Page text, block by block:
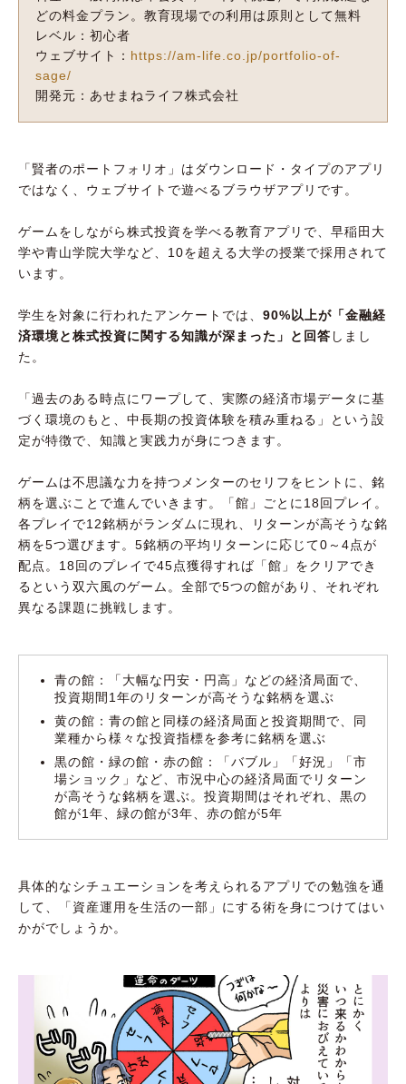
どの料金プラン。教育現場での利用は原則として無料
レベル：初心者
ウェブサイト： https://am-life.co.jp/portfolio-of-
sage/
開発元：あせまねライフ株式会社
「賢者のポートフォリオ」はダウンロード・タイプのアプリ
ではなく、ウェブサイトで遊べるブラウザアプリです。
ゲームをしながら株式投資を学べる教育アプリで、早稲田大
学や青山学院大学など、10を超える大学の授業で採用されて
います。
学生を対象に行われたアンケートでは、 90%以上が「金融経
済環境と株式投資に関する知識が深まった」と回答 しまし
た。
「過去のある時点にワープして、実際の経済市場データに基
づく環境のもと、中長期の投資体験を積み重ねる」という設
定が特徴で、知識と実践力が身につきます。
ゲームは不思議な力を持つメンターのセリフをヒントに、銘
柄を選ぶことで進んでいきます。「館」ごとに18回プレイ。
各プレイで12銘柄がランダムに現れ、リターンが高そうな銘
柄を5つ選びます。5銘柄の平均リターンに応じて0～4点が
配点。18回のプレイで45点獲得すれば「館」をクリアでき
るという双六風のゲーム。全部で5つの館があり、それぞれ
異なる課題に挑戦します。
青の館：「大幅な円安・円高」などの経済局面で、
投資期間1年のリターンが高そうな銘柄を選ぶ
黄の館：青の館と同様の経済局面と投資期間で、同
業種から様々な投資指標を参考に銘柄を選ぶ
黒の館・緑の館・赤の館：「バブル」「好況」「市
場ショック」など、市況中心の経済局面でリターン
が高そうな銘柄を選ぶ。投資期間はそれぞれ、黒の
館が1年、緑の館が3年、赤の館が5年
具体的なシチュエーションを考えられるアプリでの勉強を通
して、「資産運用を生活の一部」にする術を身につけてはい
かがでしょうか。